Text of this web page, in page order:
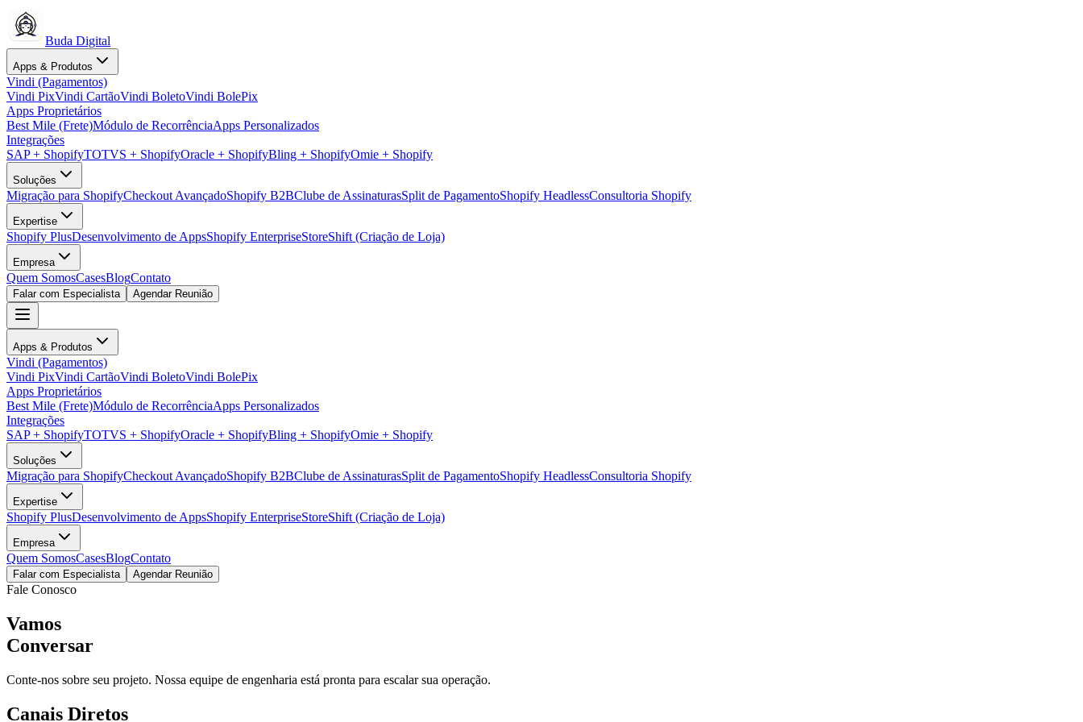
Buda Digital
Apps & Produtos
Vindi (Pagamentos)
Vindi PixVindi CartãoVindi BoletoVindi BolePix
Apps Proprietários
Best Mile (Frete)Módulo de RecorrênciaApps Personalizados
Integrações
SAP + ShopifyTOTVS + ShopifyOracle + ShopifyBling + ShopifyOmie + Shopify
Soluções
Migração para ShopifyCheckout AvançadoShopify B2BClube de AssinaturasSplit de PagamentoShopify HeadlessConsultoria Shopify
Expertise
Shopify PlusDesenvolvimento de AppsShopify EnterpriseStoreShift (Criação de Loja)
Empresa
Quem SomosCasesBlogContato
Falar com Especialista Agendar Reunião
Apps & Produtos
Vindi (Pagamentos)
Vindi PixVindi CartãoVindi BoletoVindi BolePix
Apps Proprietários
Best Mile (Frete)Módulo de RecorrênciaApps Personalizados
Integrações
SAP + ShopifyTOTVS + ShopifyOracle + ShopifyBling + ShopifyOmie + Shopify
Soluções
Migração para ShopifyCheckout AvançadoShopify B2BClube de AssinaturasSplit de PagamentoShopify HeadlessConsultoria Shopify
Expertise
Shopify PlusDesenvolvimento de AppsShopify EnterpriseStoreShift (Criação de Loja)
Empresa
Quem SomosCasesBlogContato
Falar com Especialista Agendar Reunião
Fale Conosco
Vamos
Conversar
Conte-nos sobre seu projeto. Nossa equipe de engenharia está pronta para escalar sua operação.
Canais Diretos